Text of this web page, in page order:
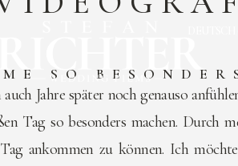
SO
Jahre später noch genauso
Tag so besonders machen. Durch
ankommen zu können. Ich